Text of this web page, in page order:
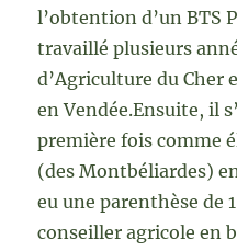
l’obtention d’un BTS
travaillé plusieurs
d’Agriculture du Cher
en Vendée.Ensuite, il
première fois comme
(des Montbéliardes)
eu une parenthèse de
conseiller agricole en